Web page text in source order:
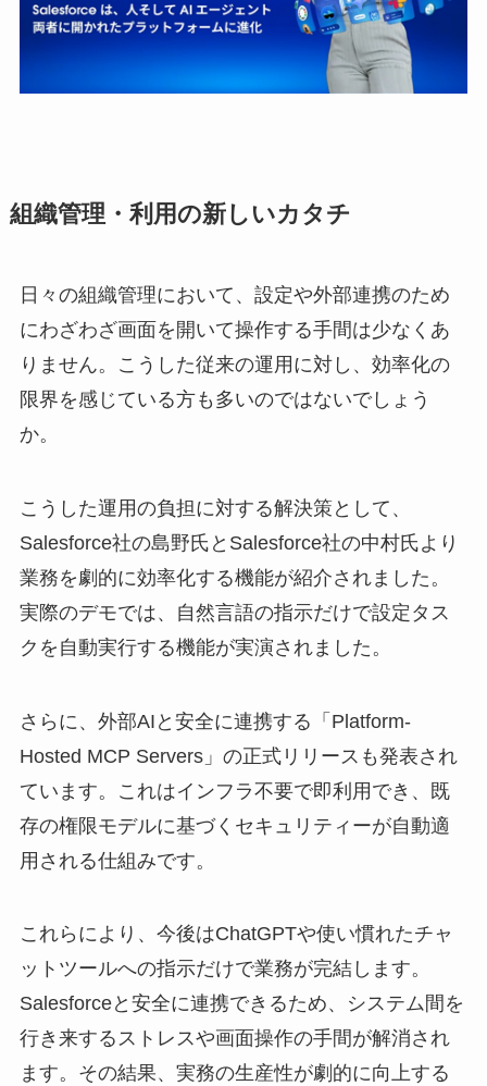
組織管理・利用の新しいカタチ
日々の組織管理において、設定や外部連携のため
にわざわざ画面を開いて操作する手間は少なくあ
りません。こうした従来の運用に対し、効率化の
限界を感じている方も多いのではないでしょう
か。
こうした運用の負担に対する解決策として、
Salesforce社の島野氏とSalesforce社の中村氏より
業務を劇的に効率化する機能が紹介されました。
実際のデモでは、自然言語の指示だけで設定タス
クを自動実行する機能が実演されました。
さらに、外部AIと安全に連携する「Platform-
Hosted MCP Servers」の正式リリースも発表され
ています。これはインフラ不要で即利用でき、既
存の権限モデルに基づくセキュリティーが自動適
用される仕組みです。
これらにより、今後はChatGPTや使い慣れたチャ
ットツールへの指示だけで業務が完結します。
Salesforceと安全に連携できるため、システム間を
行き来するストレスや画面操作の手間が解消され
ます。その結果、実務の生産性が劇的に向上する